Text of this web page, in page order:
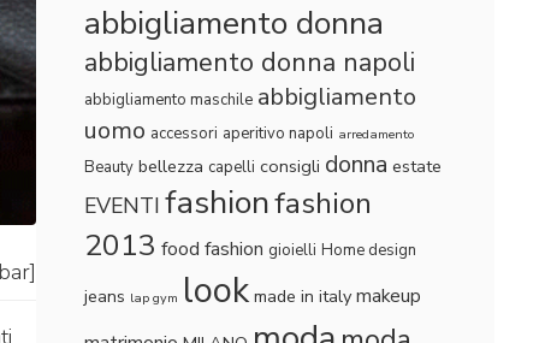
abbigliamento donna
abbigliamento donna napoli
abbigliamento maschile abbigliamento
uomo accessori aperitivo napoli arredamento
Beauty bellezza capelli consigli donna estate
EVENTI fashionfashion
2013 food fashion gioielli Home design
jeans lap gym look made in italy makeup